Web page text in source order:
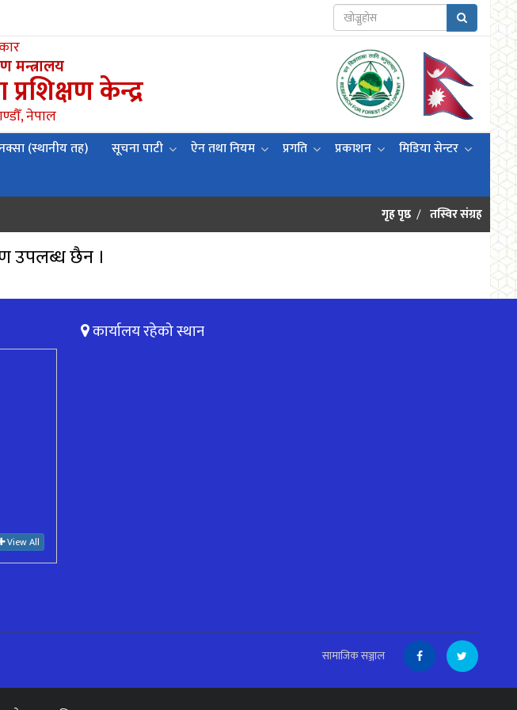
मन्त्रालय
केन्द्र
नेपाल
(स्थानीय तह) सूचना पाटी ऐन तथा नियम प्रगति प्रकाशन
मिडिया सेन्टर
गृह पृष्ठ तस्विर संग्रह
उपलब्ध छैन ।
View All
कार्यालय रहेको स्थान
सामाजिक सञ्जाल